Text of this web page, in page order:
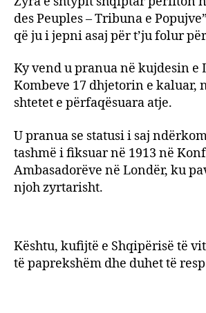
des Peuples – Tribuna e
që ju i jepni asaj për t’ju folur
Ky vend u pranua në kujdesin e
Kombeve 17 dhjetorin e kaluar,
shtetet e përfaqësuara atje.
U pranua se statusi i saj
tashmë i fiksuar në 1913 në
Ambasadorëve në Londër, ku
njoh zyrtarisht.
Kështu, kufijtë e Shqipërisë të
të paprekshëm dhe duhet të